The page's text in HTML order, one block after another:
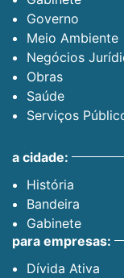
Governo
Meio Ambiente
Negócios
Obras
Saúde
Serviços
a cidade:
História
Bandeira
Gabinete
para empresas:
Dívida Ativa